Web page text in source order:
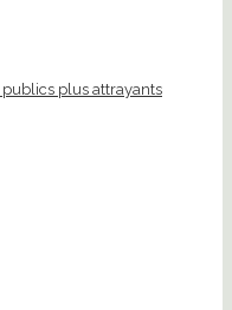
publics plus attrayants